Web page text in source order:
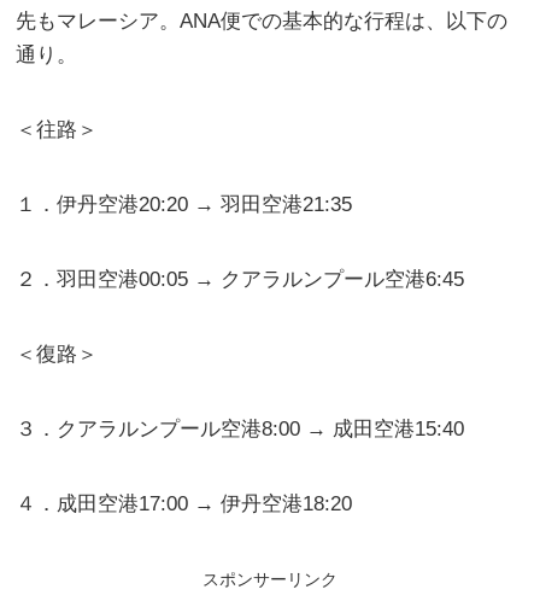
先もマレーシア。ANA便での基本的な行程は、以下の
通り。
＜往路＞
１．伊丹空港20:20 → 羽田空港21:35
２．羽田空港00:05 → クアラルンプール空港6:45
＜復路＞
３．クアラルンプール空港8:00 → 成田空港15:40
４．成田空港17:00 → 伊丹空港18:20
スポンサーリンク